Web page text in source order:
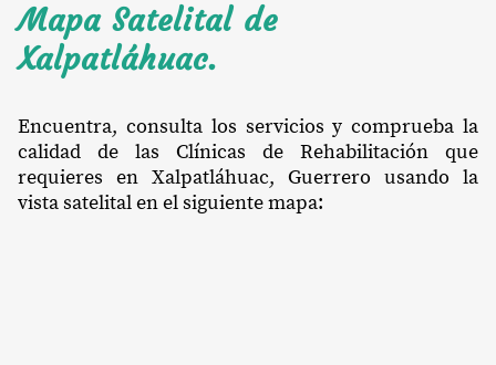
Mapa Satelital de
Xalpatláhuac.
Encuentra, consulta los servicios y comprueba la
calidad de las Clínicas de Rehabilitación que
requieres en Xalpatláhuac, Guerrero usando la
vista satelital en el siguiente mapa: